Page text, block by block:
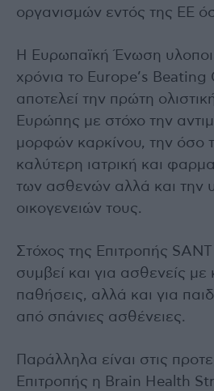
οργανισμών εντός της ΕΕ
Η Ευρωπαϊκή Ένωση
χρόνια το Europe’s Beating
αποτελεί την πρώτη
Ευρώπης με στόχο την
μορφών καρκίνου, την όσο
καλύτερη ιατρική και
των ασθενών αλλά και την
οικογενειών τους.
Στόχος της Επιτροπής SANT
συμβεί και για ασθενείς με
παθήσεις, αλλά και για
από σπάνιες ασθένειες.
Παράλληλα είναι στις
Επιτροπής η Brain Health